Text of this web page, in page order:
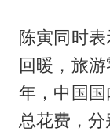
陈寅同时
回暖，旅
年，中国
总花费，